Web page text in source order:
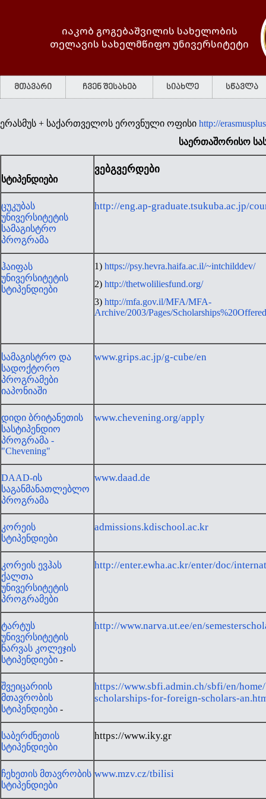
იაკობ გოგებაშვილის სახელობის
თელავის სახელმწიფო უნივერსიტეტი
მთავარი ჩვენ შესახებ სიახლე სწავლა
ერასმუს + საქართველოს ეროვნული ოფისი http://
საერთაშორისო
სტიპენდიები
ვებგვერდები
ცუკუბას
უნივერსიტეტის
სამაგისტრო
პროგრამა
http://eng.ap-graduate.tsukuba.ac.jp/
ჰაიფას
უნივერსიტეტის
სტიპენდიები
1) https://psy.hevra.haifa.ac.il/~intchilddev/
2) http://thetwoliliesfund.org/
3) http://mfa.gov.il/MFA/MFA-
Archive/2003/Pages/
სამაგისტრო და
სადოქტორო
პროგრამები
იაპონიაში
www.grips.ac.jp/g-cube/en
დიდი ბრიტანეთის
სასტიპენდიო
პროგრამა -
"Chevening"
www.chevening.org/apply
DAAD-ის
საგანმანათლებლო
პროგრამა
www.daad.de
კორეის
სტიპენდიები
admissions.kdischool.ac.kr
კორეის ევჰას
ქალთა
უნივერსიტეტის
პროგრამები
http://enter.ewha.ac.kr/enter/doc/
ტარტუს
უნივერსიტეტის
ნარვას კოლეჯის
სტიპენდიები -
http://www.narva.ut.ee/en/
შვეიცარიის
მთავრობის
სტიპენდიები -
https://www.sbfi.admin.ch/sbfi/en/
scholarships-for-foreign-scholars-
საბერძნეთის
სტიპენდიები
https://www.iky.gr
ჩეხეთის მთავრობის
სტიპენდიები
www.mzv.cz/tbilisi